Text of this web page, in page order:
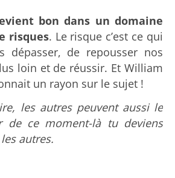
bon dans un domaine
risques. Le risque c’est ce qui
dépasser, de repousser nos
loin et de réussir. Et William
un rayon sur le sujet !
les autres peuvent aussi le
de ce moment-là tu deviens
autres.